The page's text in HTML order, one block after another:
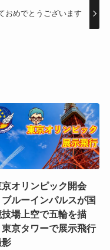
おめでとうございます
京オリンピック開会
ルーインパルスが国
技場上空で五輪を描
東京タワーで展示飛行
影